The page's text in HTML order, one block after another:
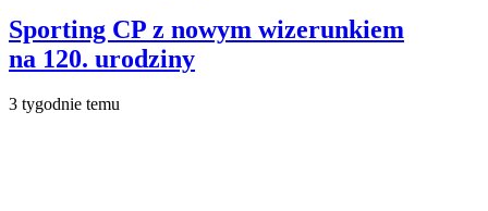
Sporting CP z nowym wizerunkiem
na 120. urodziny
3 tygodnie temu